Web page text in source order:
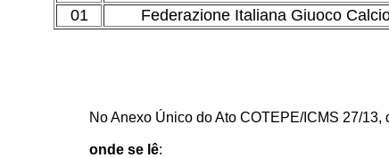
01
Federazione Italiana Giuoco
No Anexo Único do Ato COTEPE/ICMS 27/
onde se lê: